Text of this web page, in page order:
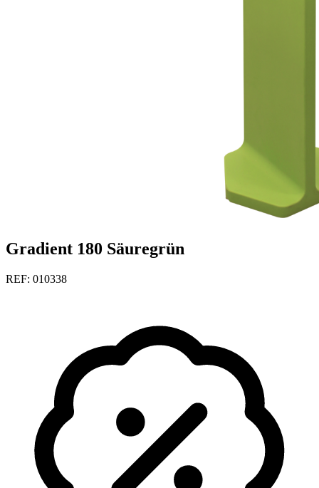
Gradient 180 Säuregrün
REF: 010338